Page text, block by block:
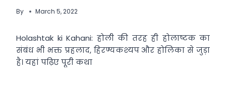
By March 5, 2022
Holashtak ki Kahani: होली की तरह ही होलाष्टक का
संबंध भी भक्त प्रहलाद, हिरण्यकश्यप और होलिका से जुड़ा
है। यहां पढ़िए पूरी कथा